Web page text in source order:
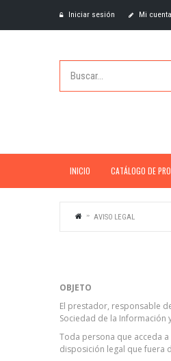
Iniciar sesión Mi cuenta
INICIO CATÁLOGO DE
AVISO LEGAL
OBJETO
El prestador, responsable
Sociedad de la Información
Toda persona que acceda
disposición legal que fuera